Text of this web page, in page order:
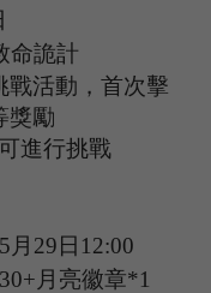
命詭計
戰活動，首次擊
獎勵
進行挑戰
5 月 29日 12:00
月亮徽章*1